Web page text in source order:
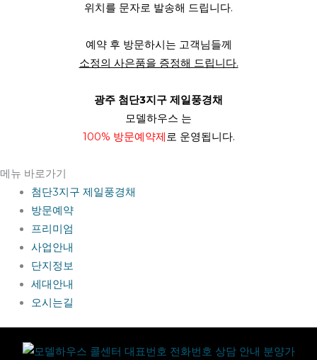
위치를 문자로 발송해 드립니다.
예약 후 방문하시는 고객님들께
소정의 사은품을 증정해 드립니다.
광주 첨단3지구 제일풍경채
모델하우스 는
100% 방문예약제로 운영됩니다.
메뉴 바로가기
첨단3지구 제일풍경채
방문예약
프리미엄
사업안내
단지정보
세대안내
오시는길